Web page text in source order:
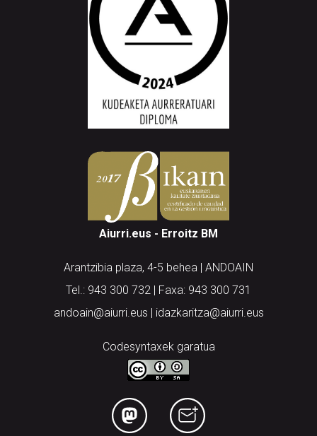
Aiurri.eus - Erroitz BM
Arantzibia plaza, 4-5 behea | ANDOAIN
Tel.: 943 300 732 | Faxa: 943 300 731
andoain@aiurri.eus | idazkaritza@aiurri.eus
Codesyntaxek garatua